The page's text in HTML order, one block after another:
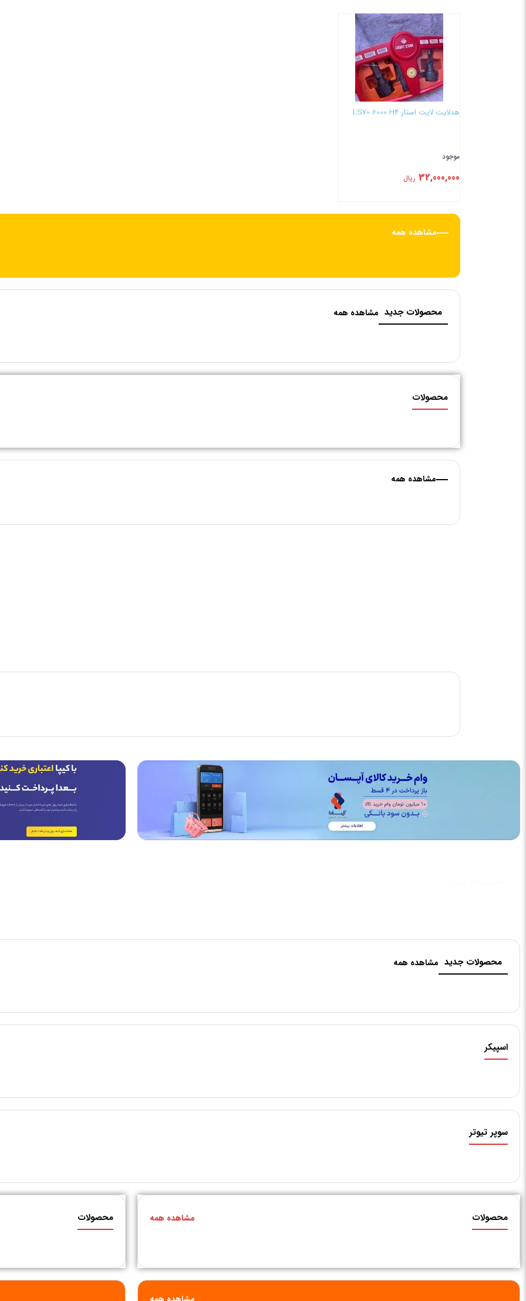
هدلایت لایت استار LS70 6000 H4
موجود
32,000,000 ریال
بستن
مشاهده همه
محصولات جدید مشاهده همه
محصولات
مشاهده همه
محصولات جدید مشاهده همه
اسپیکر
سوپر تیوتر
محصولات مشاهده همه محصولات